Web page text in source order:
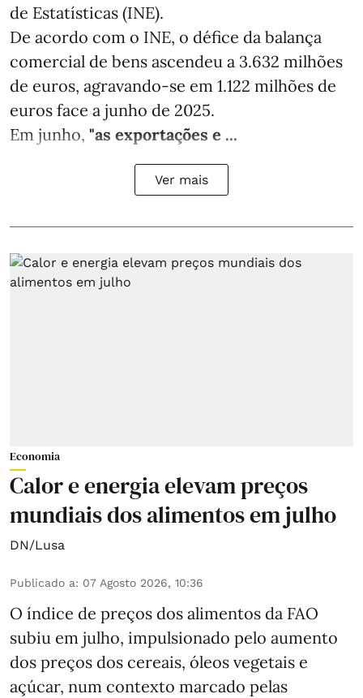
de Estatísticas (INE).
De acordo com o INE, o défice da balança
comercial de bens ascendeu a 3.632 milhões
de euros, agravando-se em 1.122 milhões de
euros face a junho de 2025.
Em junho, "as exportações e ...
Ver mais
Economia
Calor e energia elevam preços
mundiais dos alimentos em julho
DN/Lusa
Publicado a: 07 Agosto 2026, 10:36
O índice de preços dos alimentos da FAO
subiu em julho, impulsionado pelo aumento
dos preços dos cereais, óleos vegetais e
açúcar, num contexto marcado pelas